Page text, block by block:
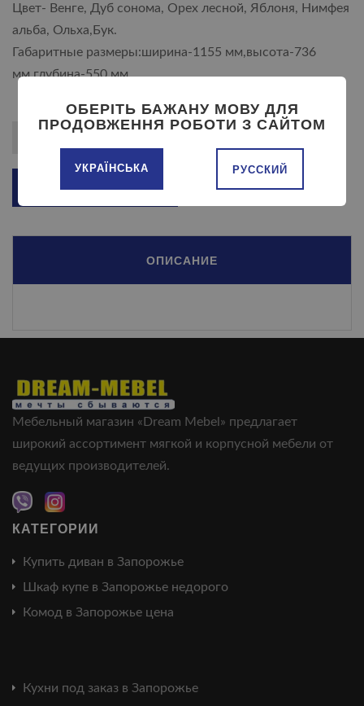
Цвет- Венге, Дуб сонома, Орех лесной, Яблоня, Нимфея
альба, Ольха,Бук.
Габаритные размеры:ширина-1155 мм,высота-736
мм,глубина-550 мм.
ДОБАВИТЬ В КОРЗИНУ
ОПИСАНИЕ
Мебельный магазин «Dream Mebel» предлагает
широкий ассортимент мягкой и корпусной мебели от
ведущих производителей.
КАТЕГОРИИ
Купить диван в Запорожье
Шкаф купе в Запорожье недорого
Комод в Запорожье цена
Кухни под заказ в Запорожье
ОБЕРІТЬ БАЖАНУ МОВУ ДЛЯ
ПРОДОВЖЕННЯ РОБОТИ З САЙТОМ
УКРАЇНСЬКА РУССКИЙ